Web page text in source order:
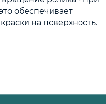
обеспечивает
на поверхность.